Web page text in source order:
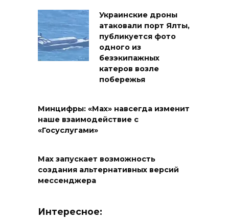
Украинские дроны
атаковали порт Ялты,
публикуется фото
одного из
безэкипажных
катеров возле
побережья
Минцифры: «Max» навсегда изменит
наше взаимодействие с
«Госуслугами»
Max запускает возможность
создания альтернативных версий
мессенджера
Интересное: